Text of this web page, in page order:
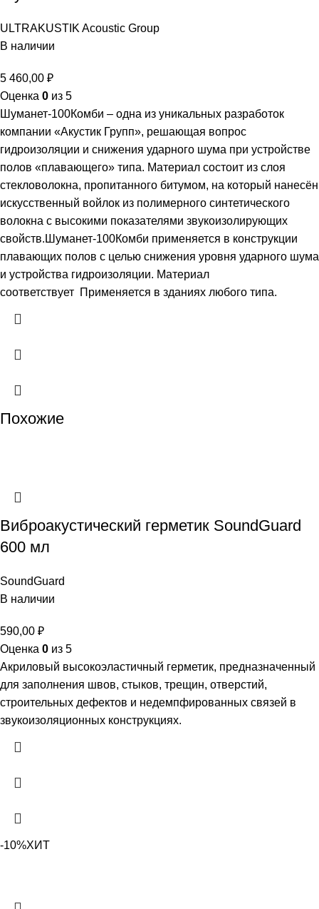
ULTRAKUSTIK Acoustic Group
В наличии
5 460,00 ₽
Оценка 0 из 5
Шуманет-100Комби – одна из уникальных разработок
компании «Акустик Групп», решающая вопрос
гидроизоляции и снижения ударного шума при устройстве
полов «плавающего» типа. Материал состоит из слоя
стекловолокна, пропитанного битумом, на который нанесён
искусственный войлок из полимерного синтетического
волокна с высокими показателями звукоизолирующих
свойств.Шуманет-100Комби применяется в конструкции
плавающих полов с целью снижения уровня ударного шума
и устройства гидроизоляции. Материал
соответствует Применяется в зданиях любого типа.
Похожие
Виброакустический герметик SoundGuard
600 мл
SoundGuard
В наличии
590,00 ₽
Оценка 0 из 5
Акриловый высокоэластичный герметик, предназначенный
для заполнения швов, стыков, трещин, отверстий,
строительных дефектов и недемпфированных связей в
звукоизоляционных конструкциях.
-10%ХИТ